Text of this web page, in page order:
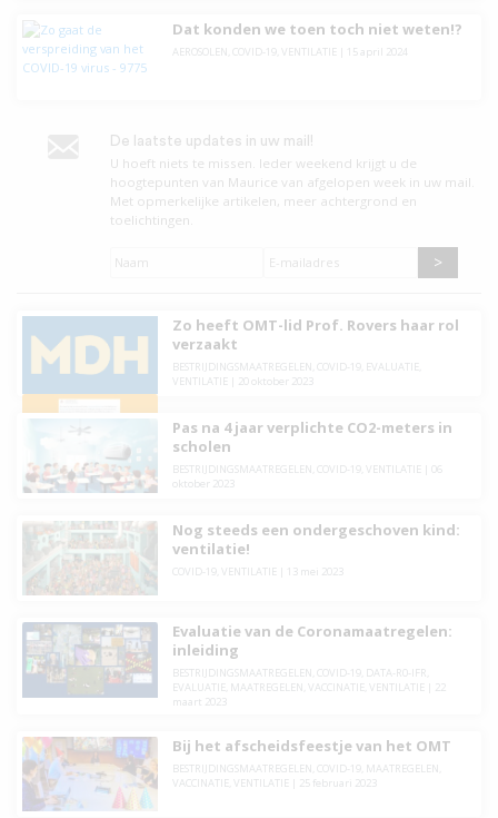
Dat konden we toen toch niet weten!?
AEROSOLEN COVID-19, VENTILATIE 15 april 2024
De laatste updates in uw mail!
U hoeft niets te missen. leder weekend krijgt u de
hoogtepunten van Maurice van afgelopen week in uw mail.
Met opmerkelijke artikelen, meer achtergrond en
toelichtingen.
Naam
E-
Zo heeft OMT-lid Prof. Rovers haar rol
verzaakt
BESTRIJDINGSMAATREGELEN COVID-19, EVALUATIE
VENTILATIE
20 oktober 2023
Pas na 4 jaar verplichte CO2-meters in
scholen
BESTRIJDINGSMAATREGELEN COVID-19, VENTILATIE
06
oktober 2023
Nog steeds een ondergeschoven kind:
ventilatie!
COVID-19, VENTILATIE 13 mei 2023
Evaluatie van de Coronamaatregelen:
inleiding
BESTRIJDINGSMAATREGELEN COVID-19, DATA-R0-IFR
EVALUATIE
MAATREGELEN VACCINATIE VENTILATIE
22
maart 2023
Bij het afscheidsfeestje van het OMT
BESTRIJDINGSMAATREGELEN COVID-19, MAATREGELEN
VACCINATIE
VENTILATIE 25 februari 2023